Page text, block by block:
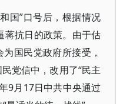
国”口号后，根据情况
蒋抗日的政策。由于估
国民党政府所接受，
党信中，改用了“民主
9月17日中共中央通过